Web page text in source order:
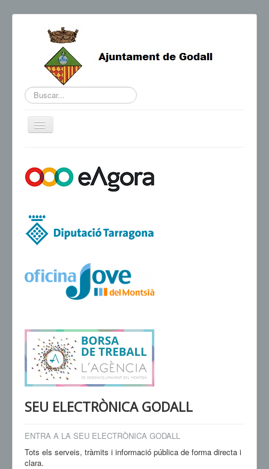
Buscar...
Cambiar
navegación
AGENDA I NOTÍCIES
HORARIS D'INTERÈS
CONTACTE
TRÀMITS
VENDA D'ENTRADES
SEU ELECTRÒNICA GODALL
ENTRA A LA SEU ELECTRÒNICA GODALL
Tots els serveis, tràmits i informació pública de forma directa i
clara.